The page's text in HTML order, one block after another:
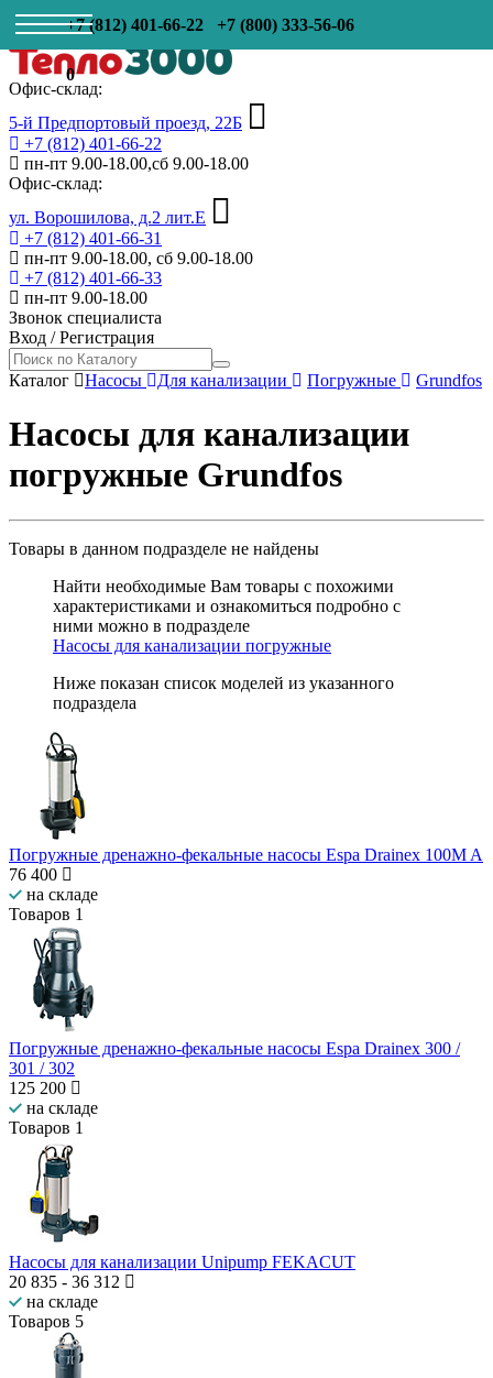
+7 (812) 401-66-22 +7 (800) 333-56-06
0
Офис-склад:
5-й Предпортовый проезд, 22Б
+7 (812) 401-66-22
пн-пт 9.00-18.00,сб 9.00-18.00
Офис-склад:
ул. Ворошилова, д.2 лит.Е
+7 (812) 401-66-31
пн-пт 9.00-18.00, сб 9.00-18.00
+7 (812) 401-66-33
пн-пт 9.00-18.00
Звонок специалиста
Вход /Регистрация
Каталог Насосы Для канализации Погружные Grundfos
Насосы для канализации
погружные Grundfos
Товары в данном подразделе не найдены
Найти необходимые Вам товары с похожими
характеристиками и ознакомиться подробно с
ними можно в подразделе
Насосы для канализации погружные
Ниже показан список моделей из указанного
подраздела
Погружные дренажно-фекальные насосы Espa Drainex 100M A
76 400
на складе
Товаров 1
Погружные дренажно-фекальные насосы Espa Drainex 300 /
301 / 302
125 200
на складе
Товаров 1
Насосы для канализации Unipump FEKACUT
20 835 - 36 312
на складе
Товаров 5